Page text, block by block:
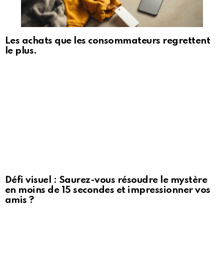
Les achats que les consommateurs regrettent
le plus.
Défi visuel : Saurez-vous résoudre le mystère
en moins de 15 secondes et impressionner vos
amis ?